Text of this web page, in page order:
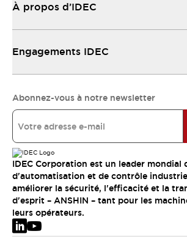
À propos d’IDEC
Engagements IDEC
Abonnez-vous à notre newsletter
IDEC Corporation est un leader mondial
d'automatisation et de contrôle
améliorer la sécurité, l'efficacité et la
d'esprit – ANSHIN – tant pour les
leurs opérateurs.